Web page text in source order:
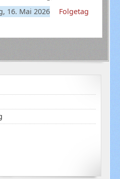
16. Mai 2026
Folgetag